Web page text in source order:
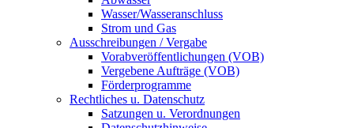
Wasser/Wasseranschluss
Strom und Gas
Ausschreibungen / Vergabe
Vorabveröffentlichungen (VOB)
Vergebene Aufträge (VOB)
Förderprogramme
Rechtliches u. Datenschutz
Satzungen u. Verordnungen